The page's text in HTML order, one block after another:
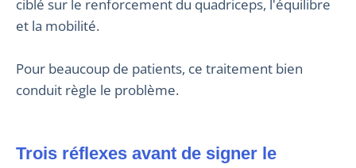
ciblé sur le renforcement du quadriceps, l'équilibre
et la mobilité.
Pour beaucoup de patients, ce traitement bien
conduit règle le problème.
Trois réflexes avant de signer le